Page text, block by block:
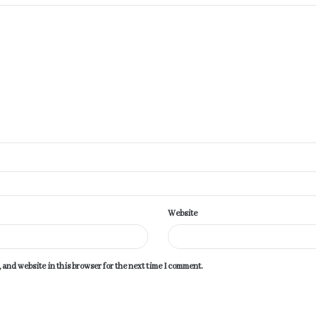
Website
and website in this browser for the next time I comment.